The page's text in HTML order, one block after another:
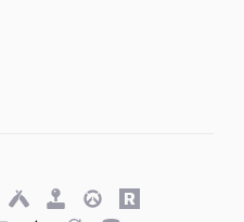
Untappd
RetroOverwatch
Rawg.io